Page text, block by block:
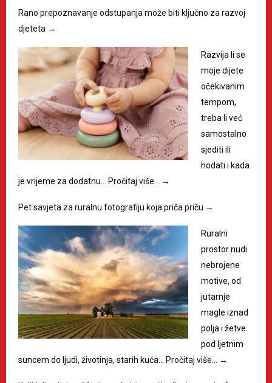
Rano prepoznavanje odstupanja može biti ključno za razvoj
djeteta →
Razvija li se
moje dijete
očekivanim
tempom,
treba li već
samostalno
sjediti ili
hodati i kada
je vrijeme za dodatnu… Pročitaj više… →
Pet savjeta za ruralnu fotografiju koja priča priču →
Ruralni
prostor nudi
nebrojene
motive, od
jutarnje
magle iznad
polja i žetve
pod ljetnim
suncem do ljudi, životinja, starih kuća… Pročitaj više… →